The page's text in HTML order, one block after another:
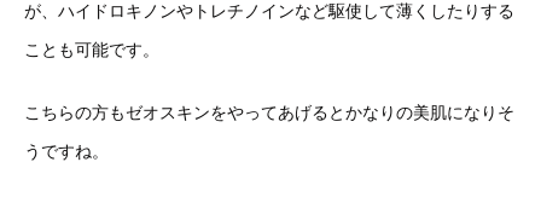
が、ハイドロキノンやトレチノインなど駆使して薄くしたりする
ことも可能です。
こちらの方もゼオスキンをやってあげるとかなりの美肌になりそ
うですね。